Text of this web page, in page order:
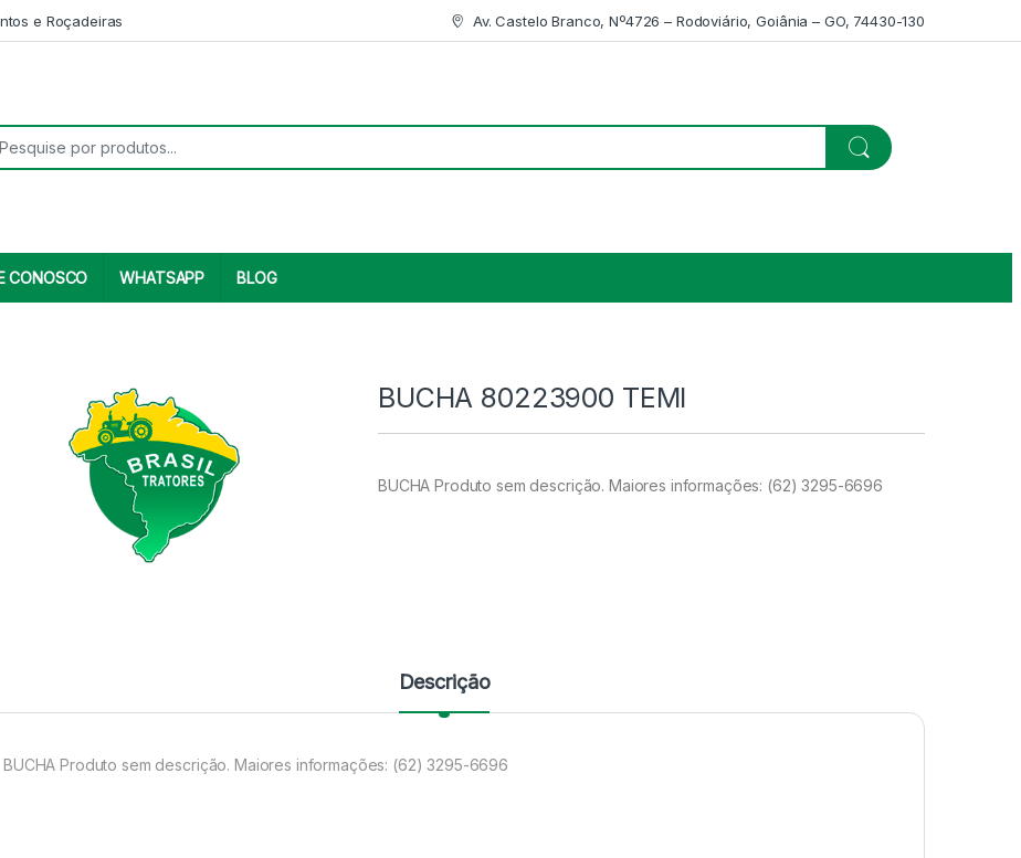
e Roçadeiras Av. Castelo Branco, Nº4726 – Rodoviário, Goiânia – GO, 74430-130
for:
CONOSCO WHATSAPP BLOG
BUCHA 80223900 TEMI
BUCHA Produto sem descrição. Maiores informações: (62) 3295-6696
Descrição
BUCHA Produto sem descrição. Maiores informações: (62) 3295-6696